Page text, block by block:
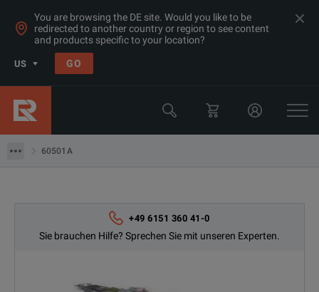
You are browsing the DE site. Would you like to be
redirected to another country or region to see content
and products specific to your location?
US GO
60501A
Stromversorgungsgeräte / elektronische Lasten
Keysight Technologies
+49 6151 360 41-0
Sie brauchen Hilfe? Sprechen Sie mit unseren Experten.